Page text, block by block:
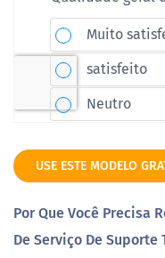
USE ESTE MODELO
Por Que Você Precisa
De Serviço De Suporte